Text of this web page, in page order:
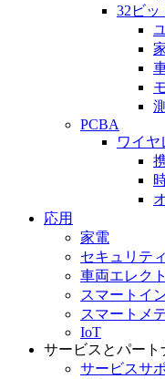
32ビッ
PCBA
ワイヤ
応用
家電
セキュリテ
車両エレク
スマートイ
スマートメ
IoT
サービスとパート
サービスサ